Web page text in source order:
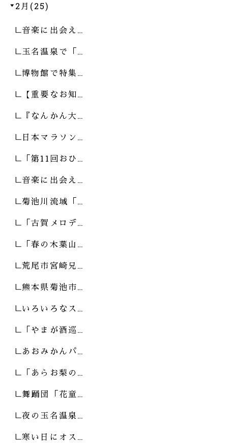
2月(25)
音楽に出会え…
玉名温泉で「…
博物館で特集…
【重要なお知…
『なんかん大…
日本マラソン…
「第11回おひ…
音楽に出会え…
菊池川流域「…
「古賀メロデ…
「春の木葉山…
荒尾市宮崎兄…
熊本県菊池市…
いろいろなス…
「やまが酒巡…
あおみかんパ…
「あらお梨の…
舞踊団「花童…
夜の玉名温泉…
寒い日にオス…